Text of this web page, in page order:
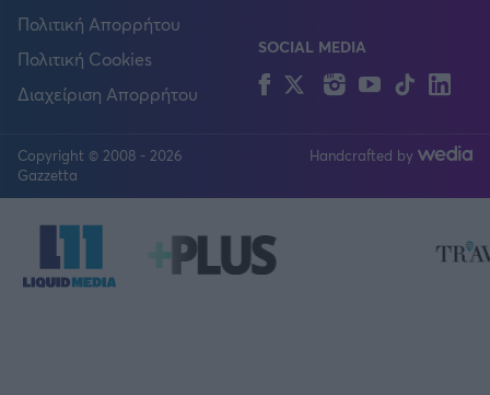
Πολιτική Απορρήτου
Πολιτική Cookies
Διαχείριση Απορρήτου
SOCIAL MEDIA
FacebookTwitterInstagram
YouTubeTikTok
Copyright © 2008 - 2026
Gazzetta
Handcrafted by